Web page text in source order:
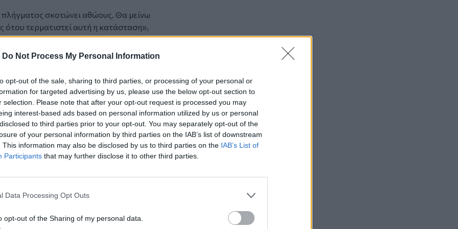
Do Not Process My Personal Information
opt-out of the sale, sharing to third parties, or processing of your personal or
for targeted advertising by us, please use the below opt-out section to
selection. Please note that after your opt-out request is processed you may
interest-based ads based on personal information utilized by us or personal
to third parties prior to your opt-out. You may separately opt-out of the
of your personal information by third parties on the IAB’s list of downstream
This information may also be disclosed by us to third parties on the IAB’s List of
Participants that may further disclose it to other third parties.
Data Processing Opt Outs
opt-out of the Sharing of my personal data.
σκοτώνει αθώους. Θα μείνω
ότου τερματιστεί αυτή η κατάσταση»,
-- από την Ισλαμική Επανάσταση
υποστηριζόμενου από τις ΗΠΑ σάχη
εξουσία και τον πόλεμο της
μέτρα καταστολής των
χρόνια των δυτικών κυρώσεων.
που κυβερνούν το Ιράν
Ισραήλ ίσως οδηγήσει στην πτώση
δήλωσε ότι τάσσεται υπέρ των
υποστηρικτής της Ισλαμικής
μην απαντήσουμε. Είτε θα
μας είτε θα τους εξαπολύσουμε.
δεν το κάνουμε, θα καταλήξουμε να
με τις ισραηλινές
Πυρκαγιά σε έκταση με χαμηλή
βλάστηση στο Μαρκόπουλο Αττικής